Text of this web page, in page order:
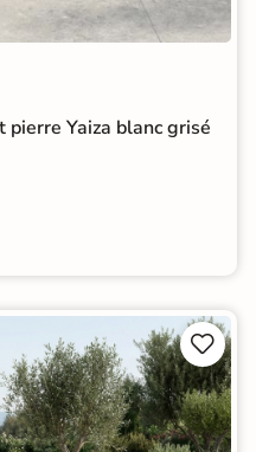
Yaiza blanc grisé

